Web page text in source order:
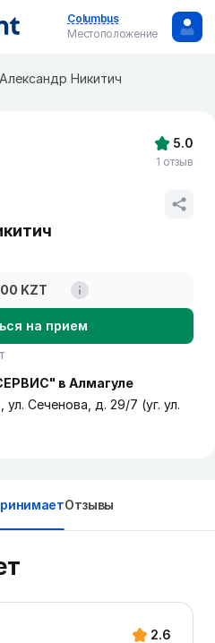
Columbus
Местоположение
Никитич
KZT
на прием
в Алмагуле
Сеченова, д. 29/7 (уг. ул.
5.0
1 отзыв
Отзывы
2.6